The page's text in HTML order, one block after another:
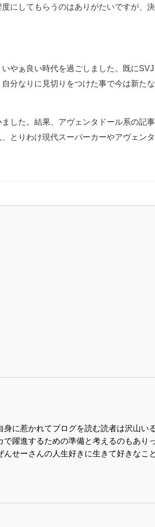
にしてもらうのはありがたいですが、
やぁ良い時代を過ごしました。既に
分なりに見切りをつけた事で今は新た
した。結果、アヴェンタドール系の記
とりわけ現代スーパーカーやアヴェン
に惹かれてブログを読む読者は沢山い
躍進するための準備と考えるのもあり
せーさんの人生好きに生きて好きなこ